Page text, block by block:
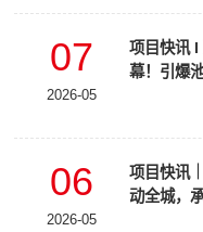
07
2026-05
项目快讯 I
幕！引爆
06
2026-05
项目快讯
动全城，